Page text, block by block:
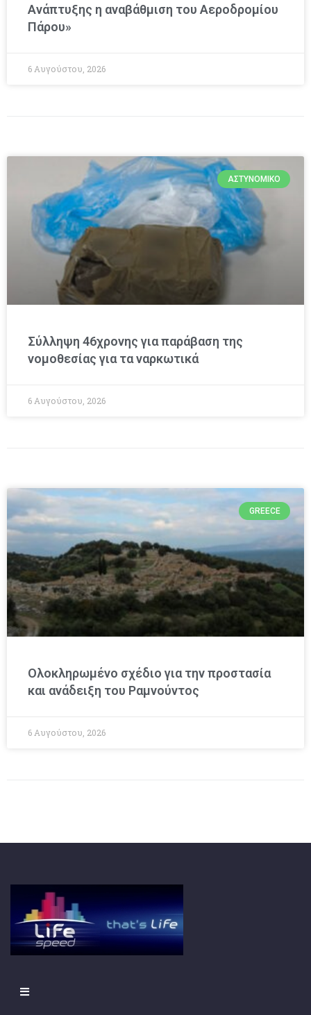
Ανάπτυξης η αναβάθμιση του Αεροδρομίου
Πάρου»
6 Αυγούστου, 2026
ΑΣΤΥΝΟΜΙΚΌ
Σύλληψη 46χρονης για παράβαση της
νομοθεσίας για τα ναρκωτικά
6 Αυγούστου, 2026
GREECE
Ολοκληρωμένο σχέδιο για την προστασία
και ανάδειξη του Ραμνούντος
6 Αυγούστου, 2026